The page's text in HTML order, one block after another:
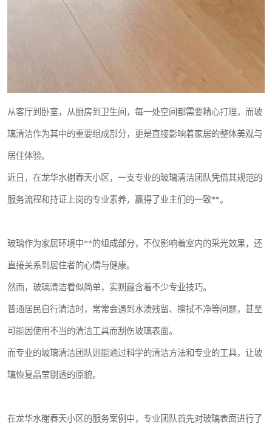
从客厅到卧室，从厨房到卫生间，每一处空间都需要精心打理，而玻
璃清洁作为其中的重要组成部分，更是直接影响着家居的整体美观与
居住体验。
近日，在龙华水榭春天小区，一支专业的玻璃清洁团队凭借其规范的
服务流程和持证上岗的专业素养，赢得了业主们的一致**。
玻璃作为家居环境中**的组成部分，不仅影响着室内的采光效果，还
直接关系到居住者的心情与健康。
然而，玻璃清洁看似简单，实则蕴含着不少专业技巧。
普通居民自行清洁时，常常会遇到水渍残留、擦拭不净等问题，甚至
可能因使用不当的清洁工具而刮伤玻璃表面。
而专业的玻璃清洁团队则能通过科学的清洁方法和专业的工具，让玻
璃恢复晶莹剔透的原貌。
在龙华水榭春天小区的服务案例中，专业团队首先对玻璃表面进行了